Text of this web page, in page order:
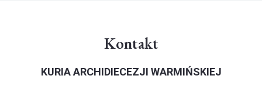
Kontakt
KURIA ARCHIDIECEZJI WARMIŃSKIEJ